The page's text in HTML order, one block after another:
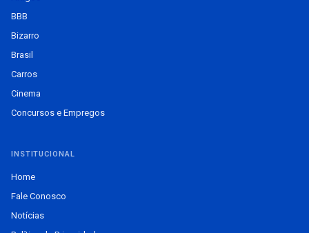
BBB
Bizarro
Brasil
Carros
Cinema
Concursos e Empregos
INSTITUCIONAL
Home
Fale Conosco
Notícias